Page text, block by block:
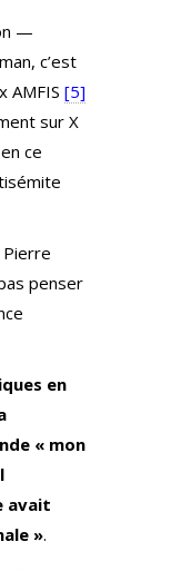
—
c’est
AMFIS [5]
sur X
ce
Pierre
penser
en
« mon
avait
».